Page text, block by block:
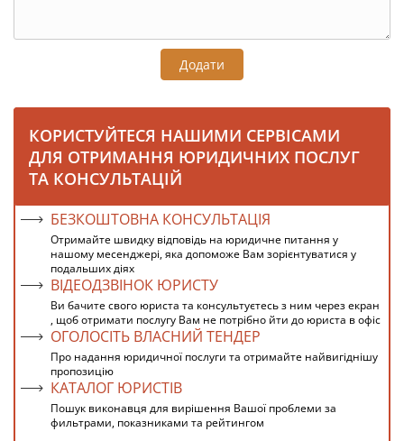
Додати
КОРИСТУЙТЕСЯ НАШИМИ СЕРВІСАМИ
ДЛЯ ОТРИМАННЯ ЮРИДИЧНИХ ПОСЛУГ
ТА КОНСУЛЬТАЦІЙ
БЕЗКОШТОВНА КОНСУЛЬТАЦІЯ
Отримайте швидку відповідь на юридичне питання у
нашому месенджері, яка допоможе Вам зорієнтуватися у
подальших діях
ВІДЕОДЗВІНОК ЮРИСТУ
Ви бачите свого юриста та консультуєтесь з ним через екран
, щоб отримати послугу Вам не потрібно йти до юриста в офіс
ОГОЛОСІТЬ ВЛАСНИЙ ТЕНДЕР
Про надання юридичної послуги та отримайте найвигіднішу
пропозицію
КАТАЛОГ ЮРИСТІВ
Пошук виконавця для вирішення Вашої проблеми за
фильтрами, показниками та рейтингом